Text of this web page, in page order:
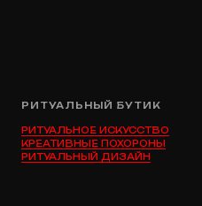
РИТУАЛЬНЫЙ БУТИК
РИТУАЛЬНОЕ ИСКУССТВО
КРЕАТИВНЫЕ ПОХОРОНЫ
РИТУАЛЬНЫЙ ДИЗАЙН